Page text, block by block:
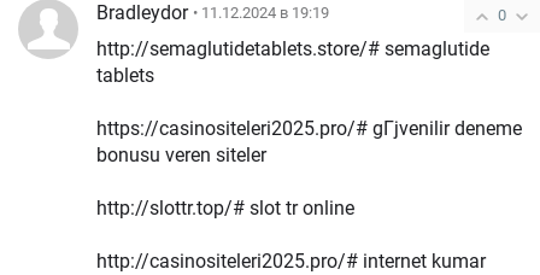
0
Bradleydor • 11.12.2024 в 19:19
http://semaglutidetablets.store/# semaglutide
tablets
https://casinositeleri2025.pro/# gГјvenilir deneme
bonusu veren siteler
http://slottr.top/# slot tr online
http://casinositeleri2025.pro/# internet kumar